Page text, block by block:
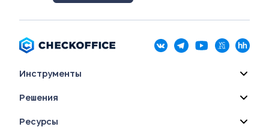
Инструменты
Решения
Ресурсы